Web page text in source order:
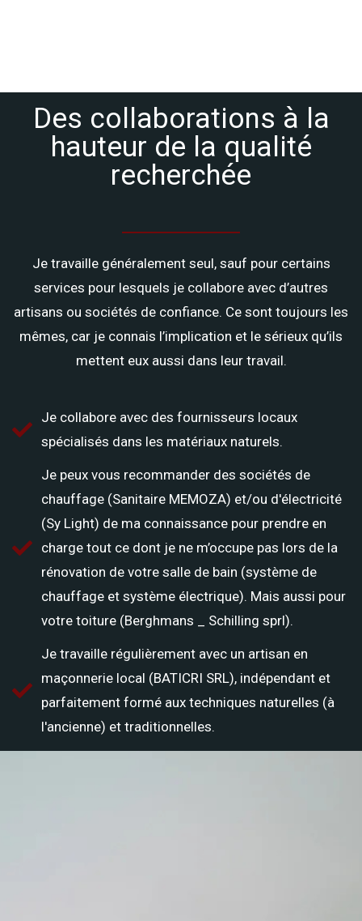
Des collaborations à la
hauteur de la qualité
recherchée
Je travaille généralement seul, sauf pour certains
services pour lesquels je collabore avec d’autres
artisans ou sociétés de confiance. Ce sont toujours les
mêmes, car je connais l’implication et le sérieux qu’ils
mettent eux aussi dans leur travail.
Je collabore avec des fournisseurs locaux
spécialisés dans les matériaux naturels.
Je peux vous recommander des sociétés de
chauffage (Sanitaire MEMOZA) et/ou d'électricité
(Sy Light) de ma connaissance pour prendre en
charge tout ce dont je ne m’occupe pas lors de la
rénovation de votre salle de bain (système de
chauffage et système électrique). Mais aussi pour
votre toiture (Berghmans _ Schilling sprl).
Je travaille régulièrement avec un artisan en
maçonnerie local (BATICRI SRL), indépendant et
parfaitement formé aux techniques naturelles (à
l'ancienne) et traditionnelles.